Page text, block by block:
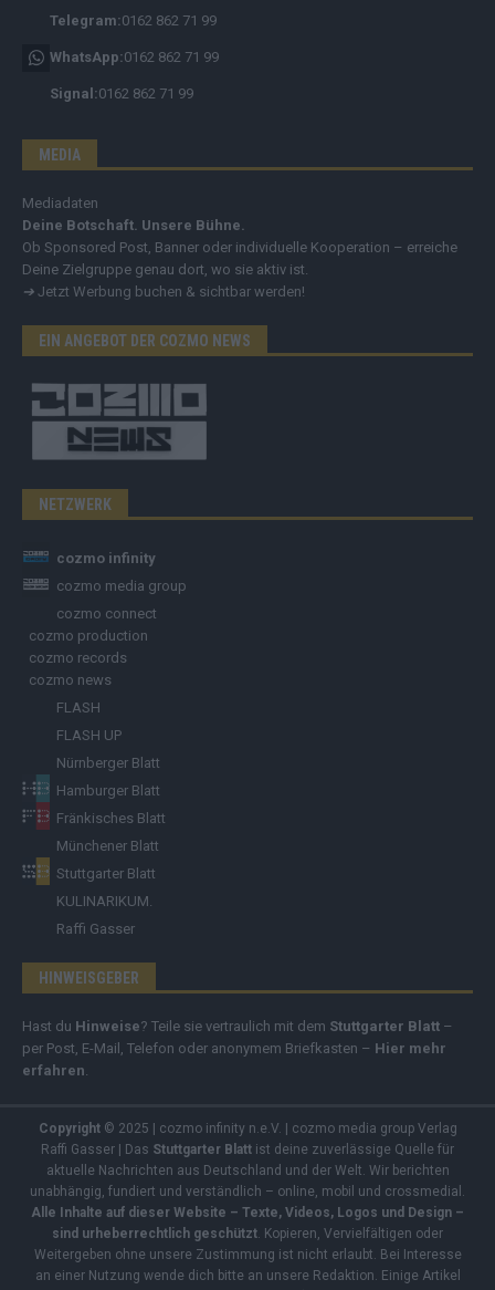
Telegram:0162 862 71 99
WhatsApp:0162 862 71 99
Signal:0162 862 71 99
MEDIA
Mediadaten
Deine Botschaft. Unsere Bühne.
Ob Sponsored Post, Banner oder individuelle Kooperation – erreiche
Deine Zielgruppe genau dort, wo sie aktiv ist.
➔ Jetzt Werbung buchen & sichtbar werden!
EIN ANGEBOT DER COZMO NEWS
NETZWERK
cozmo infinity
cozmo media group
cozmo connect
cozmo production
cozmo records
cozmo news
FLASH
FLASH UP
Nürnberger Blatt
Hamburger Blatt
Fränkisches Blatt
Münchener Blatt
Stuttgarter Blatt
KULINARIKUM.
Raffi Gasser
HINWEISGEBER
Hast du Hinweise? Teile sie vertraulich mit dem Stuttgarter Blatt –
per Post, E-Mail, Telefon oder anonymem Briefkasten – Hier mehr
erfahren
Copyright© 2025 | cozmo infinity n.e.V. | cozmo media group Verlag
Raffi Gasser | Das Stuttgarter Blatt ist deine zuverlässige Quelle für
aktuelle Nachrichten aus Deutschland und der Welt. Wir berichten
unabhängig, fundiert und verständlich – online, mobil und crossmedial.
Alle Inhalte auf dieser Website – Texte, Videos, Logos und Design –
sind urheberrechtlich geschützt. Kopieren, Vervielfältigen oder
Weitergeben ohne unsere Zustimmung ist nicht erlaubt. Bei Interesse
an einer Nutzung wende dich bitte an unsere Redaktion. Einige Artikel